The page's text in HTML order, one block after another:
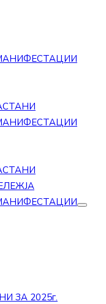
ЗА 2025г.